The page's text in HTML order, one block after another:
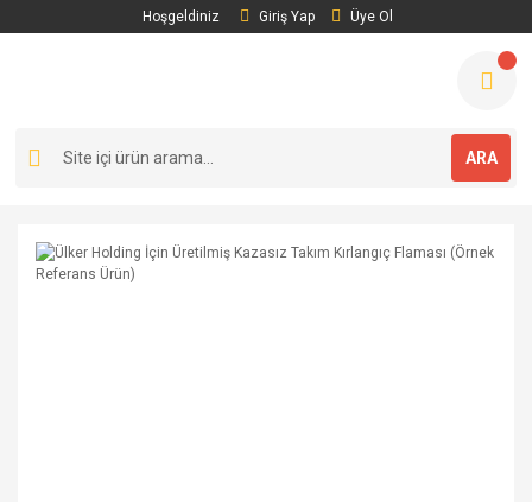
Hoşgeldiniz Giriş Yap Üye Ol
ARA